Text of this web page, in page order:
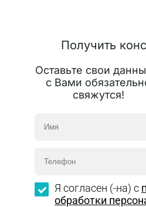
Получить
Оставьте свои
с Вами
свяжутся!
Я согласен (-на) с
обработки